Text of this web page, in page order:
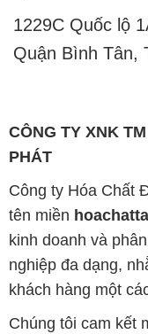
1229C Quốc lộ
Quận Bình Tân,
CÔNG TY XNK
PHÁT
Công ty Hóa Chất
tên miền
kinh doanh và
nghiệp đa dạng,
khách hàng một
Chúng tôi cam kết